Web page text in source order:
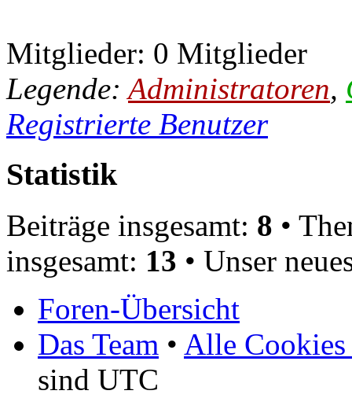
Mitglieder: 0 Mitglieder
Legende: Administratoren,
Registrierte Benutzer
Statistik
Beiträge insgesamt: 8 •
insgesamt: 13 • Unser
Foren-Übersicht
Das Team • Alle Cookies
sind UTC